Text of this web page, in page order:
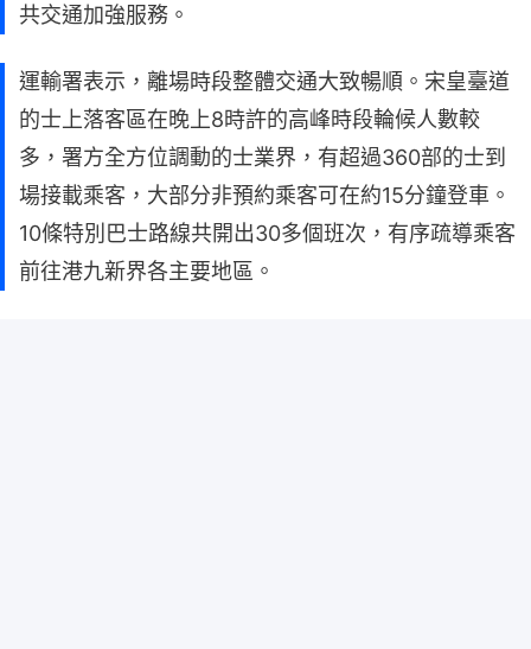
共交通加強服務。
運輸署表示，離場時段整體交通大致暢順。宋皇臺道
的士上落客區在晚上8時許的高峰時段輪候人數較
多，署方全方位調動的士業界，有超過360部的士到
場接載乘客，大部分非預約乘客可在約15分鐘登車。
10條特別巴士路線共開出30多個班次，有序疏導乘客
前往港九新界各主要地區。